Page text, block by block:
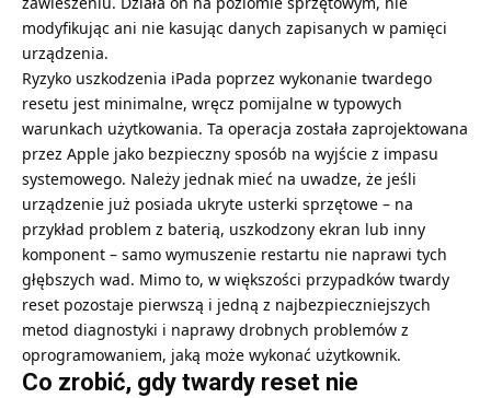
modyfikując ani nie kasując danych zapisanych w pamięci
urządzenia.
Ryzyko uszkodzenia iPada poprzez wykonanie twardego
resetu jest minimalne, wręcz pomijalne w typowych
warunkach użytkowania. Ta operacja została zaprojektowana
przez Apple jako bezpieczny sposób na wyjście z impasu
systemowego. Należy jednak mieć na uwadze, że jeśli
urządzenie już posiada ukryte usterki sprzętowe – na
przykład problem z baterią, uszkodzony ekran lub inny
komponent – samo wymuszenie restartu nie naprawi tych
głębszych wad. Mimo to, w większości przypadków twardy
reset pozostaje pierwszą i jedną z najbezpieczniejszych
metod diagnostyki i naprawy drobnych problemów z
oprogramowaniem, jaką może wykonać użytkownik.
Co zrobić, gdy twardy reset nie